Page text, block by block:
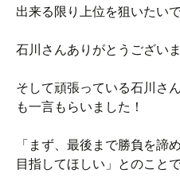
出来る限り上位を狙いたいで
石川さんありがとうございま
そして頑張っている石川さ
も一言もらいました！
「まず、最後まで勝負を諦
目指してほしい」とのことで